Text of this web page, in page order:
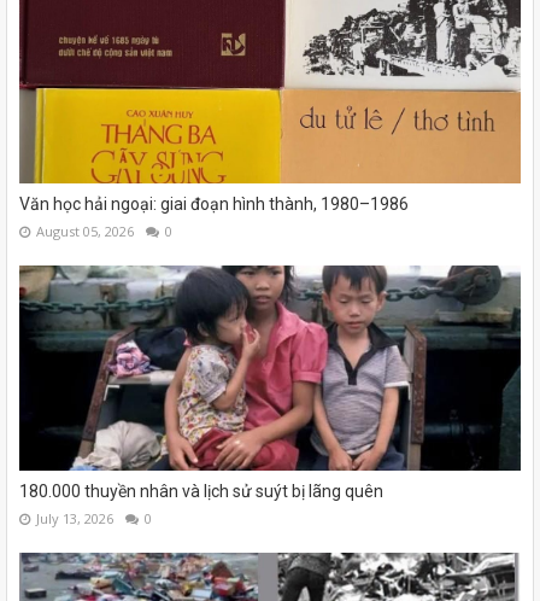
Văn học hải ngoại: giai đoạn hình thành, 1980–1986
August 05, 2026 0
180.000 thuyền nhân và lịch sử suýt bị lãng quên
July 13, 2026 0